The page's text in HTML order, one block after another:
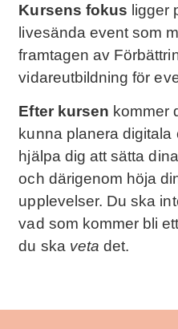
Kursens fokus ligger
livesända event som
framtagen av
vidareutbildning för
Efter kursen kommer
kunna planera digitala
hjälpa dig att sätta
och därigenom höja
upplevelser. Du ska
vad som kommer bli
du ska veta det.